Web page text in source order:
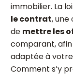
immobilier. La
le contrat, une
de mettre les
comparant,
adaptée à
Comment s’y